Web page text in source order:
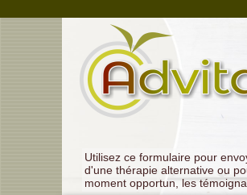
Utilisez ce formulaire pour
d'une thérapie alternative ou
moment opportun, les